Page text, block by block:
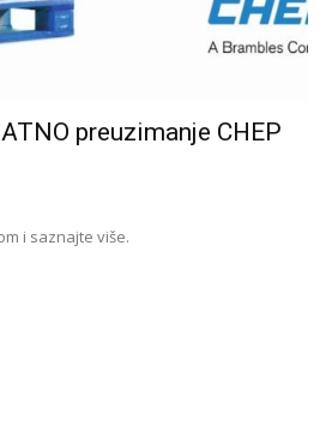
preuzimanje CHEP
i saznajte više.